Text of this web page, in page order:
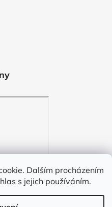
Dalším procházením
s jejich používáním.